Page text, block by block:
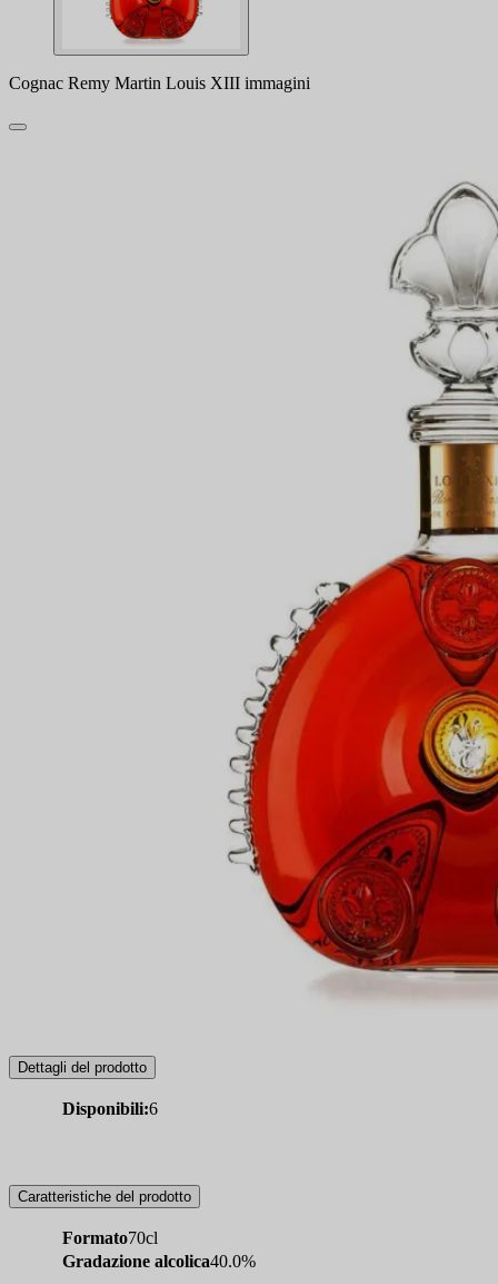
Cognac Remy Martin Louis XIII immagini
Dettagli del prodotto
Disponibili:6
Caratteristiche del prodotto
Formato70cl
Gradazione alcolica40.0%